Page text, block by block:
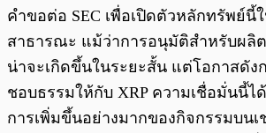
คำขอต่อ SEC เพื่อเปิดตัวหลักทรัพย์นี้
สาธารณะ แม้ว่าการอนุมัติสำหรับผลิ
น่าจะเกิดขึ้นในระยะสั้น แต่โอกาสดัง
ชอบธรรมให้กับ XRP ความเชื่อมั่นนี้ไ
การเพิ่มขึ้นอย่างมากของกิจกรรมบน